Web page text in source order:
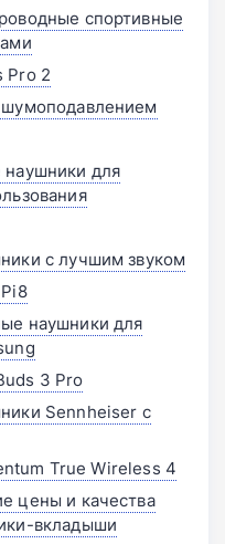
спортивные
Pro 2
для
с лучшим звуком
наушники для
3 Pro
Sennheiser с
True Wireless 4
цены и качества
вкладыши